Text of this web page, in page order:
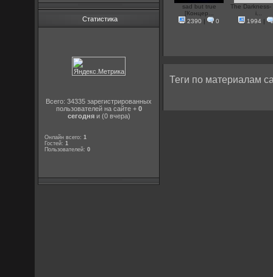
Статистика
Всего: 34335 зарегистрированных
пользователей на сайте + 0
сегодняи (0 вчера)
Онлайн всего:1
Гостей:1
Пользователей:0
sad but true
[Концер...
2390 | 0
The Darkness-
i...
1994|
Теги по материалам